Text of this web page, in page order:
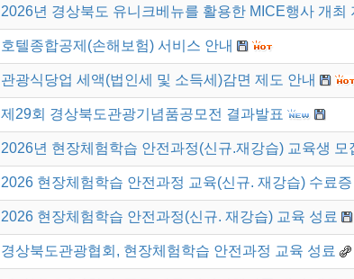
2026년 경상북도 유니크베뉴를 활용한 MICE행사 개최
호텔종합공제(손해보험) 서비스 안내
관광식당업 세액(법인세 및 소득세)감면 제도 안내
제29회 경상북도관광기념품공모전 결과발표
2026년 현장체험학습 안전과정(신규.재강습) 교육생 모
2026 현장체험학습 안전과정 교육(신규. 재강습) 수료
2026 현장체험학습 안전과정(신규. 재강습) 교육 성료
경상북도관광협회, 현장체험학습 안전과정 교육 성료